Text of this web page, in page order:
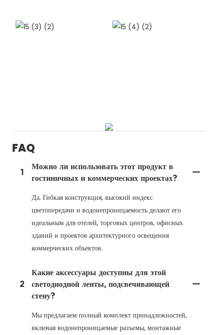
FAQ
1
Можно ли использовать этот продукт в
гостиничных и коммерческих проектах?
Да. Гибкая конструкция, высокий индекс
цветопередачи и водонепроницаемость делают его
идеальным для отелей, торговых центров, офисных
зданий и проектов архитектурного освещения
коммерческих объектов.
2
Какие аксессуары доступны для этой
светодиодной ленты, подсвечивающей
стену?
Мы предлагаем полный комплект принадлежностей,
включая водонепроницаемые разъемы, монтажные